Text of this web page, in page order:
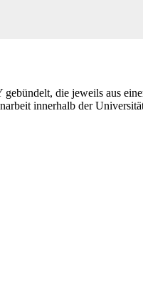
die jeweils aus
innerhalb der